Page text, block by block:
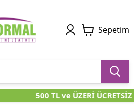
Sepetim
500 TL ve ÜZERİ ÜCRETSİZ